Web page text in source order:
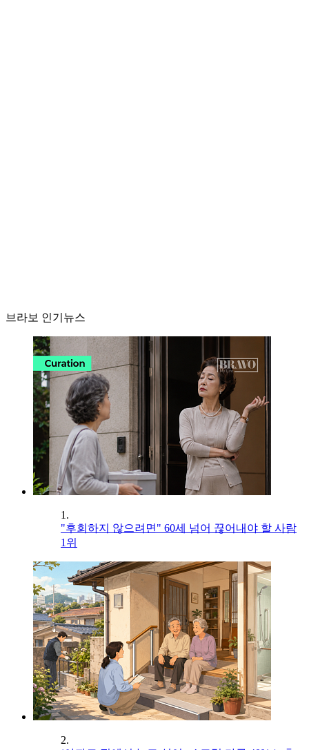
브라보 인기뉴스
1.
"후회하지 않으려면" 60세 넘어 끊어내야 할 사람
1위
2.